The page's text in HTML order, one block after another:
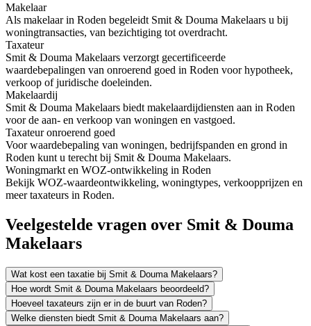
Makelaar
Als makelaar in Roden begeleidt Smit & Douma Makelaars u bij
woningtransacties, van bezichtiging tot overdracht.
Taxateur
Smit & Douma Makelaars verzorgt gecertificeerde
waardebepalingen van onroerend goed in Roden voor hypotheek,
verkoop of juridische doeleinden.
Makelaardij
Smit & Douma Makelaars biedt makelaardijdiensten aan in Roden
voor de aan- en verkoop van woningen en vastgoed.
Taxateur onroerend goed
Voor waardebepaling van woningen, bedrijfspanden en grond in
Roden kunt u terecht bij Smit & Douma Makelaars.
Woningmarkt en WOZ-ontwikkeling in Roden
Bekijk WOZ-waardeontwikkeling, woningtypes, verkoopprijzen en
meer taxateurs in Roden.
Veelgestelde vragen over Smit & Douma
Makelaars
Wat kost een taxatie bij Smit & Douma Makelaars?
Hoe wordt Smit & Douma Makelaars beoordeeld?
Hoeveel taxateurs zijn er in de buurt van Roden?
Welke diensten biedt Smit & Douma Makelaars aan?